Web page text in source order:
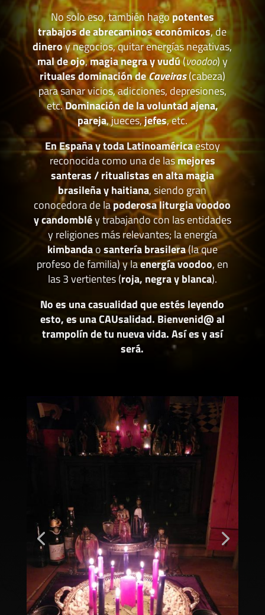
No solo eso, también hagopotentes
trabajos de abrecaminos económicos, de
dineroy negocios, quitar energías negativas,
mal de ojo,magia negra y vudú(voodoo) y
rituales dominación deCaveiras(cabeza)
para sanar vicios, adicciones, depresiones,
etc.Dominación de la voluntad ajena,
pareja, jueces,jefes, etc.
En España y toda Latinoaméricaestoy
reconocida como una de lasmejores
santeras / ritualistas en alta magia
brasileña y haitiana, siendo gran
conocedora de lapoderosa liturgia voodoo
y candombléy trabajando con las entidades
y religiones más relevantes; la energía
kimbandaosantería brasilera(la que
profeso de familia) y laenergía voodoo, en
las 3 vertientes (roja, negra y blanca).
No es una casualidad que estés leyendo
esto, es una CAUsalidad. Bienvenid@ al
trampolín de tu nueva vida. Así es y así
será.